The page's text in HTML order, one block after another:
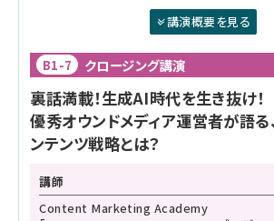
講演概要を見る
B1-7 クロージング講演
裏話満載！​生成AI時代を​生き抜け！​
優秀オウンドメディア運営者が​語る
ンテンツ戦略とは？
講師
Content Marketing Academy